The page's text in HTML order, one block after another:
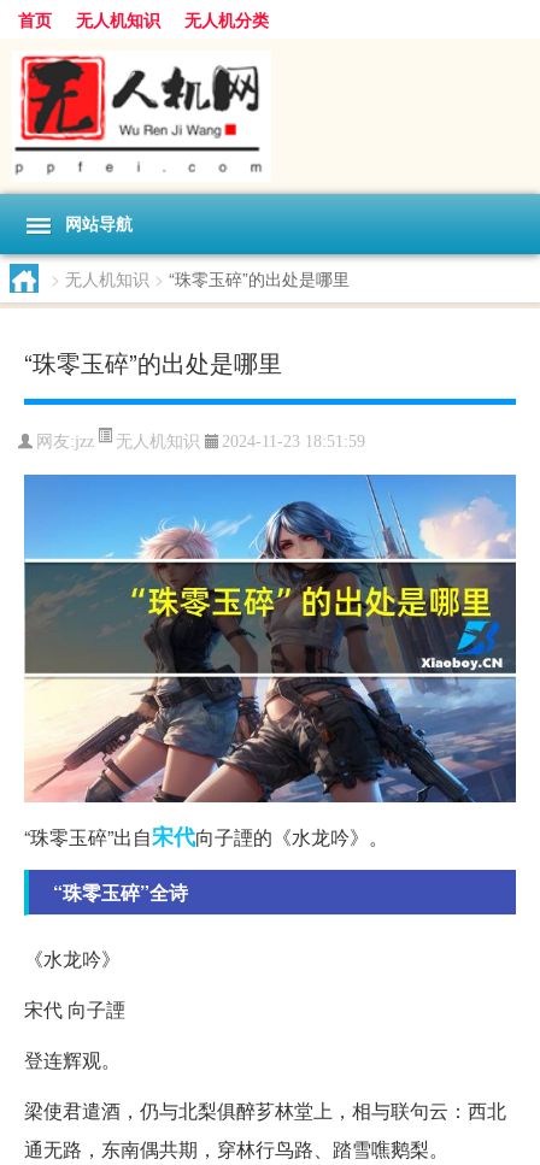
首页 无人机知识 无人机分类
网站导航
> 无人机知识 > “珠零玉碎”的出处是哪里
“珠零玉碎”的出处是哪里
网友:jzz 无人机知识 2024-11-23 18:51:59
“珠零玉碎”出自宋代向子諲的《水龙吟》。
“珠零玉碎”全诗
《水龙吟》
宋代 向子諲
登连辉观。
梁使君遣酒，仍与北梨俱醉芗林堂上，相与联句云：西北
通无路，东南偶共期，穿林行鸟路、踏雪噍鹅梨。